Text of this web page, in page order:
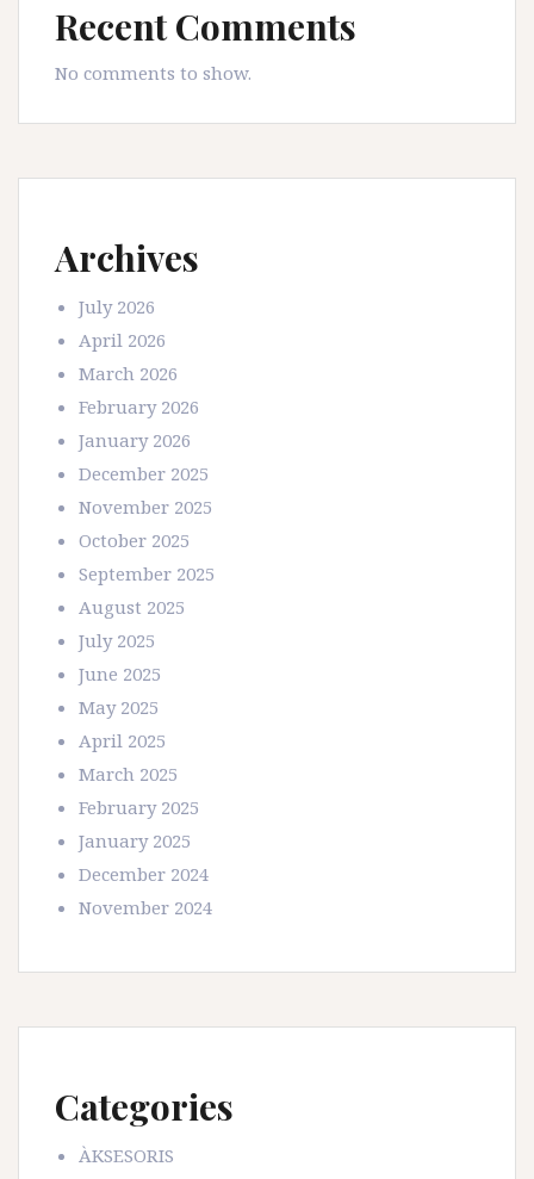
Recent Comments
No comments to show.
Archives
July 2026
April 2026
March 2026
February 2026
January 2026
December 2025
November 2025
October 2025
September 2025
August 2025
July 2025
June 2025
May 2025
April 2025
March 2025
February 2025
January 2025
December 2024
November 2024
Categories
ÀKSESORIS